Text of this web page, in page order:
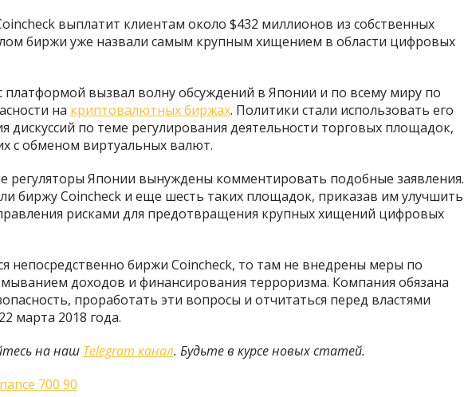
выплатит клиентам около $432 миллионов из собственных
биржи уже назвали самым крупным хищением в области цифровых
платформой вызвал волну обсуждений в Японии и по всему миру по
на криптовалютных биржах. Политики стали использовать его
дискуссий по теме регулирования деятельности торговых площадок,
с обменом виртуальных валют.
регуляторы Японии вынуждены комментировать подобные заявления.
биржу Coincheck и еще шесть таких площадок, приказав им улучшить
рисками для предотвращения крупных хищений цифровых
непосредственно биржи Coincheck, то там не внедрены меры по
доходов и финансирования терроризма. Компания обязана
проработать эти вопросы и отчитаться перед властями
марта 2018 года.
на наш Telegram канал. Будьте в курсе новых статей.